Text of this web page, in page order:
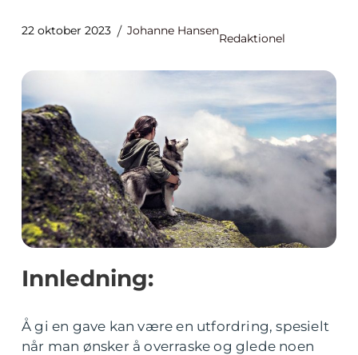
22 oktober 2023 Johanne Hansen
Redaktionel
Innledning:
Å gi en gave kan være en utfordring, spesielt
når man ønsker å overraske og glede noen